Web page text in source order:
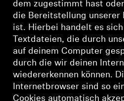
dem zugestimmt hast
die Bereitstellung unserer
ist. Hierbei handelt es
Textdateien, die durch
auf deinem Computer
durch die wir deinen
wiedererkennen können.
Internetbrowser sind so
Cookies automatisch